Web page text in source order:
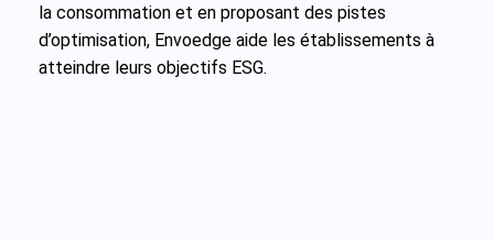
la consommation et en proposant des pistes
d’optimisation, Envoedge aide les établissements à
atteindre leurs objectifs ESG.